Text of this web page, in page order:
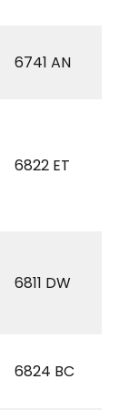
6741 AN
6822 ET
6811 DW
6824 BC